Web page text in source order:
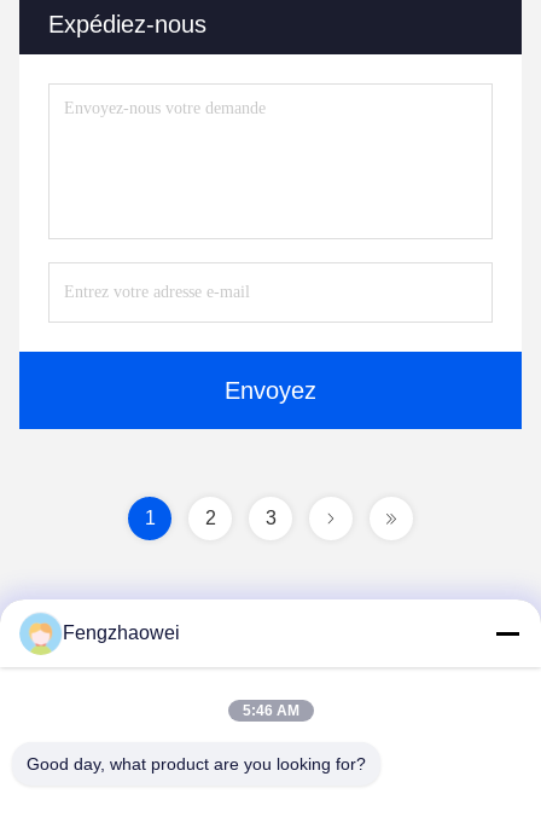
Expédiez-nous
Envoyez
1 2 3
Shenzhen Fengzhaowei Technology Co.,Ltd
Fengzhaowei
5:46 AM
Good day, what product are you looking for?